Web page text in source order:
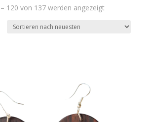
120 von 137 werden angezeigt